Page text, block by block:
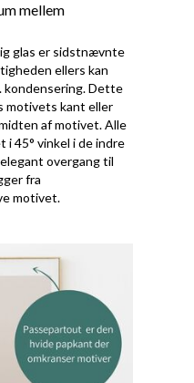
mellem
glas er sidstnævnte
ellers kan
kondensering. Dette
motivets kant eller
af motivet. Alle
i 45° vinkel i de indre
overgang til
fra
motivet.